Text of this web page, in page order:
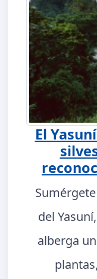
El
del
alberga